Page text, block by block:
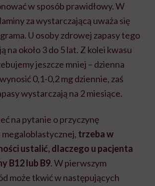
w sposób prawidłowy. W
za wystarczającą uważa się
U osoby zdrowej zapasy tego
na około 3 do 5 lat. Z kolei kwasu
jeszcze mniej – dzienna
0,1-0,2 mg dziennie, zaś
wystarczają na 2 miesiące.
na pytanie o przyczynę
trzeba w
ustalić, dlaczego u pacjenta
B12 lub B9. W pierwszym
może tkwić w następujących